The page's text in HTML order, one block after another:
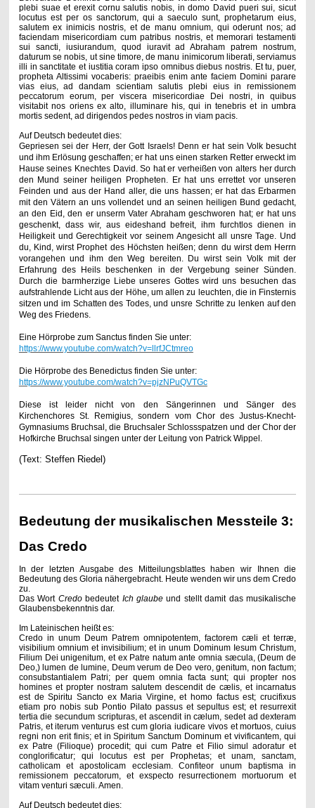
plebi suae et erexit cornu salutis nobis, in domo David pueri sui, sicut
locutus est per os sanctorum, qui a saeculo sunt, prophetarum eius,
salutem ex inimicis nostris, et de manu omnium, qui oderunt nos; ad
faciendam misericordiam cum patribus nostris, et memorari testamenti
sui sancti, iusiurandum, quod iuravit ad Abraham patrem nostrum,
daturum se nobis, ut sine timore, de manu inimicorum liberati, serviamus
illi in sanctitate et iustitia coram ipso omnibus diebus nostris. Et tu, puer,
propheta Altissimi vocaberis: praeibis enim ante faciem Domini parare
vias eius, ad dandam scientiam salutis plebi eius in remissionem
peccatorum eorum, per viscera misericordiae Dei nostri, in quibus
visitabit nos oriens ex alto, illuminare his, qui in tenebris et in umbra
mortis sedent, ad dirigendos pedes nostros in viam pacis.
Auf Deutsch bedeutet dies:
Gepriesen sei der Herr, der Gott Israels! Denn er hat sein Volk besucht
und ihm Erlösung geschaffen; er hat uns einen starken Retter erweckt im
Hause seines Knechtes David. So hat er verheißen von alters her durch
den Mund seiner heiligen Propheten. Er hat uns errettet vor unseren
Feinden und aus der Hand aller, die uns hassen; er hat das Erbarmen
mit den Vätern an uns vollendet und an seinen heiligen Bund gedacht,
an den Eid, den er unserm Vater Abraham geschworen hat; er hat uns
geschenkt, dass wir, aus eideshand befreit, ihm furchtlos dienen in
Heiligkeit und Gerechtigkeit vor seinem Angesicht all unsre Tage. Und
du, Kind, wirst Prophet des Höchsten heißen; denn du wirst dem Herrn
vorangehen und ihm den Weg bereiten. Du wirst sein Volk mit der
Erfahrung des Heils beschenken in der Vergebung seiner Sünden.
Durch die barmherzige Liebe unseres Gottes wird uns besuchen das
aufstrahlende Licht aus der Höhe, um allen zu leuchten, die in Finsternis
sitzen und im Schatten des Todes, und unsre Schritte zu lenken auf den
Weg des Friedens.
Eine Hörprobe zum Sanctus finden Sie unter:
https://www.youtube.com/watch?v=llrfJCtmreo
Die Hörprobe des Benedictus finden Sie unter:
https://www.youtube.com/watch?v=pjzNPuQVTGc
Diese ist leider nicht von den Sängerinnen und Sänger des
Kirchenchores St. Remigius, sondern vom Chor des Justus-Knecht-
Gymnasiums Bruchsal, die Bruchsaler Schlossspatzen und der Chor der
Hofkirche Bruchsal singen unter der Leitung von Patrick Wippel.
(Text: Steffen Riedel)
Bedeutung der musikalischen Messteile 3:
Das Credo
In der letzten Ausgabe des Mitteilungsblattes haben wir Ihnen die
Bedeutung des Gloria nähergebracht. Heute wenden wir uns dem Credo
zu.
Das Wort Credobedeutet Ich glaube und stellt damit das musikalische
Glaubensbekenntnis dar.
Im Lateinischen heißt es:
Credo in unum Deum Patrem omnipotentem, factorem cæli et terræ,
visibilium omnium et invisibilium; et in unum Dominum Iesum Christum,
Filium Dei unigenitum, et ex Patre natum ante omnia sæcula, (Deum de
Deo,) lumen de lumine, Deum verum de Deo vero, genitum, non factum;
consubstantialem Patri; per quem omnia facta sunt; qui propter nos
homines et propter nostram salutem descendit de cælis, et incarnatus
est de Spiritu Sancto ex Maria Virgine, et homo factus est; crucifixus
etiam pro nobis sub Pontio Pilato passus et sepultus est; et resurrexit
tertia die secundum scripturas, et ascendit in cælum, sedet ad dexteram
Patris, et iterum venturus est cum gloria iudicare vivos et mortuos, cuius
regni non erit finis; et in Spiritum Sanctum Dominum et vivificantem, qui
ex Patre (Filioque) procedit; qui cum Patre et Filio simul adoratur et
conglorificatur; qui locutus est per Prophetas; et unam, sanctam,
catholicam et apostolicam ecclesiam.
Confiteor unum baptisma in
remissionem peccatorum, et exspecto resurrectionem mortuorum et
vitam venturi sæculi. Amen.
Auf Deutsch bedeutet dies: